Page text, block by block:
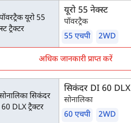
यूरो 55 नेक्स्ट
पॉवरट्रैक
55 एचपी
2WD
अधिक जानकारी प्राप्त करें
सिकंदर DI 60 DLX
सोनालिका
60 एचपी
2WD